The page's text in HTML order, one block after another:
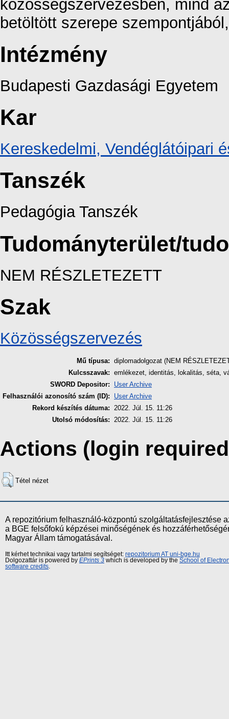
közösségszervezésben, mind
betöltött szerepe
Intézmény
Budapesti Gazdasági Egyetem
Kar
Kereskedelmi, Vendéglátóipari
Tanszék
Pedagógia Tanszék
Tudományterület/
NEM RÉSZLETEZETT
Szak
Közösségszervezés
Mű típusa: diplomadolgozat (NEM
Kulcsszavak: emlékezet, identitás, lokalitás, séta,
SWORD Depositor:
User Archive
Felhasználói azonosító szám (ID):
User Archive
Rekord készítés dátuma:
2022. Júl. 15. 11:26
Utolsó módosítás:
2022. Júl. 15. 11:26
Actions (login
Tétel nézet
A repozitórium felhasználó-központú szolgáltatásfejlesztése
a BGE felsőfokú képzései minőségének és
Magyar Állam támogatásával.
Itt kérhet technikai vagy tartalmi segítséget: repozitorium AT uni-bge.hu
Dolgozattár is powered by EPrints 3 which is developed by the School of
software credits